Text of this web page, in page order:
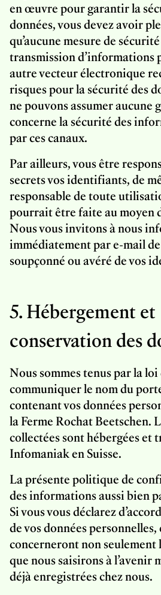
en œuvre pour garantir la
données, vous devez avoir
qu’aucune mesure de
transmission d’informations
autre vecteur électronique
risques pour la sécurité des
ne pouvons assumer aucune
concerne la sécurité des
par ces canaux.
Par ailleurs, vous être
secrets vos identifiants, de
responsable de toute
pourrait être faite au moyen
Nous vous invitons à nous
immédiatement par e-mail
soupçonné ou avéré de vos
5. Hébergement et
conservation des
Nous sommes tenus par la loi
communiquer le nom du
contenant vos données
la Ferme Rochat Beetschen.
collectées sont hébergées et
Infomaniak en Suisse.
La présente politique de
des informations aussi bien
Si vous vous déclarez
de vos données
concerneront non
que nous saisirons à l’avenir
déjà enregistrées chez nous.